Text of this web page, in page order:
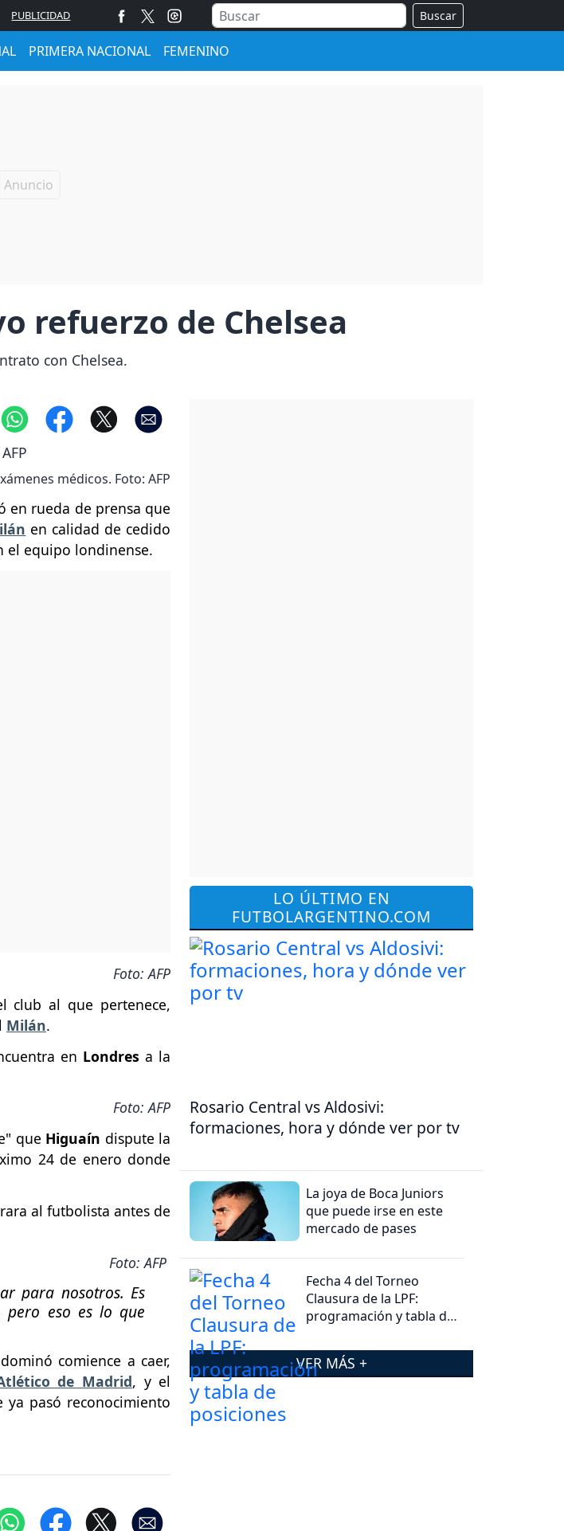
PUBLICIDAD Buscar
PRIMERA NACIONAL FEMENINO
refuerzo de Chelsea
con Chelsea.
médicos. Foto: AFP
en rueda de prensa que
en calidad de cedido
el equipo londinense.
Foto: AFP
club al que pertenece,
Milán.
en Londres a la
Foto: AFP
que Higuaín dispute la
24 de enero donde
al futbolista antes de
Foto: AFP
para nosotros. Es
pero eso es lo que
comience a caer,
de Madrid, y el
ya pasó reconocimiento
LO ÚLTIMO EN
FUTBOLARGENTINO.COM
Rosario Central vs Aldosivi:
formaciones, hora y dónde ver por tv
La joya de Boca Juniors
que puede irse en este
mercado de pases
Fecha 4 del Torneo
Clausura de la LPF:
programación y tabla de
VER MÁS +